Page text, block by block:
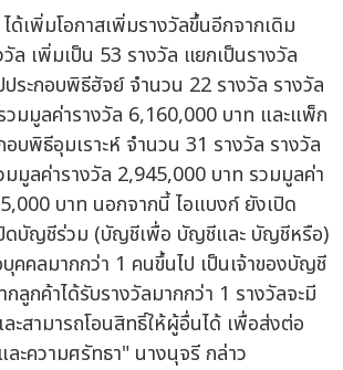
ด้เพิ่มโอกาสเพิ่มรางวัลขึ้นอีกจากเดิม
ล เพิ่มเป็น 53 รางวัล แยกเป็นรางวัล
ระกอบพิธีฮัจย์ จำนวน 22 รางวัล รางวัล
วมมูลค่ารางวัล 6,160,000 บาท และแพ็ก
อบพิธีอุมเราะห์ จำนวน 31 รางวัล รางวัล
มมูลค่ารางวัล 2,945,000 บาท รวมมูลค่า
บาท นอกจากนี้ ไอแบงก์ ยังเปิด
ปิดบัญชีร่วม (บัญชีเพื่อ บัญชีและ บัญชีหรือ)
คคลมากกว่า 1 คนขึ้นไป เป็นเจ้าของบัญชี
ลูกค้าได้รับรางวัลมากกว่า 1 รางวัลจะมี
ะสามารถโอนสิทธิ์ให้ผู้อื่นได้ เพื่อส่งต่อ
ะความศรัทธา" นางนุจรี กล่าว